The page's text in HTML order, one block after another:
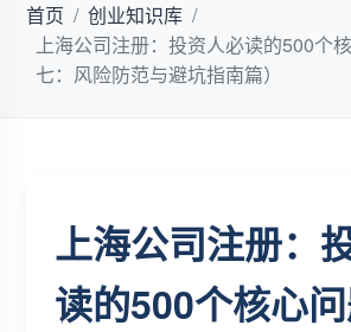
首页 / 创业知识库 /
上海公司注册：投资人必读的500个
七：风险防范与避坑指南篇）
上海公司注册：
读的500个核心